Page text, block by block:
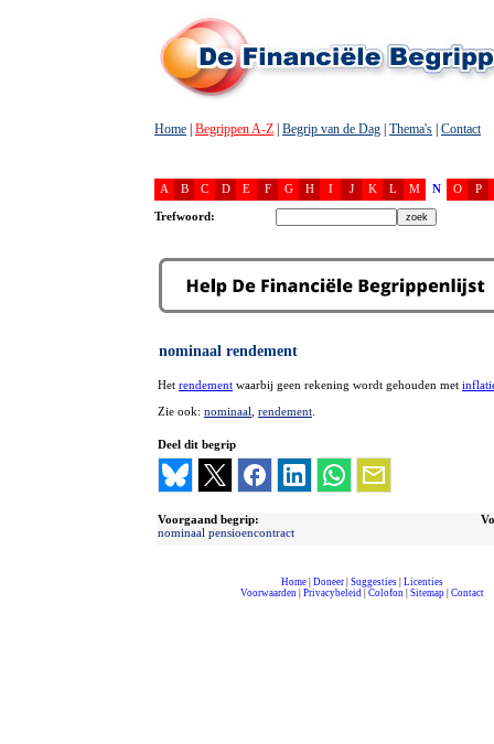
Home Begrippen A-Z Begrip van de Dag Thema's Contact
A B C D E F G H I J K L M N O P
Trefwoord:
nominaal rendement
Het rendement waarbij geen rekening wordt gehouden met
Zie ook: nominaal rendement
Deel dit begrip
Voorgaand begrip:
nominaal pensioencontract
Home| Doneer| Suggesties| Licenties
Voorwaarden| Privacybeleid| Colofon| Sitemap| Contact